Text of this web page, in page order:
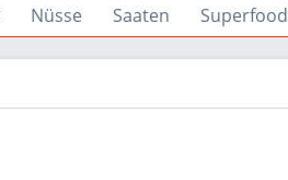
Nüsse Saaten